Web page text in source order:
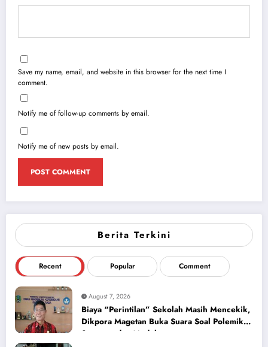
Berita Terkini
Recent Popular Comment
August 7, 2026
Biaya “Perintilan” Sekolah Masih Mencekik,
Dikpora Magetan Buka Suara Soal Polemik
Seragam dan Modul
Save my name, email, and website in this browser for the next time I
comment.
Notify me of follow-up comments by email.
Notify me of new posts by email.